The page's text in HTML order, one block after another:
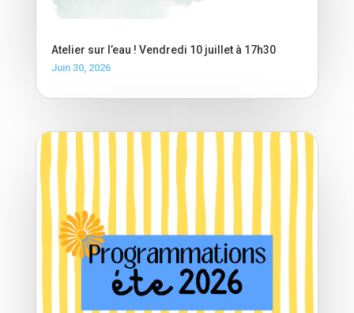
Atelier sur l’eau ! Vendredi 10 juillet à 17h30
Juin 30, 2026